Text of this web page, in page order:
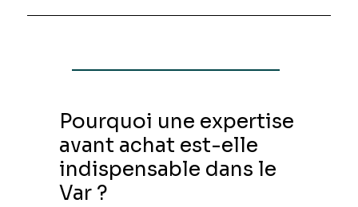
Pourquoi une expertise
avant achat est-elle
indispensable dans le
Var ?